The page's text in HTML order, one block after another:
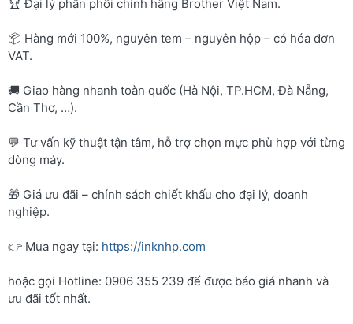
🏆 Đại lý phân phối chính hãng Brother Việt Nam.
📦 Hàng mới 100%, nguyên tem – nguyên hộp – có hóa đơn
VAT.
🚚 Giao hàng nhanh toàn quốc (Hà Nội, TP.HCM, Đà Nẵng,
Cần Thơ, …).
💬 Tư vấn kỹ thuật tận tâm, hỗ trợ chọn mực phù hợp với từng
dòng máy.
🎁 Giá ưu đãi – chính sách chiết khấu cho đại lý, doanh
nghiệp.
👉 Mua ngay tại: https://inknhp.com
hoặc gọi Hotline: 0906 355 239 để được báo giá nhanh và
ưu đãi tốt nhất.